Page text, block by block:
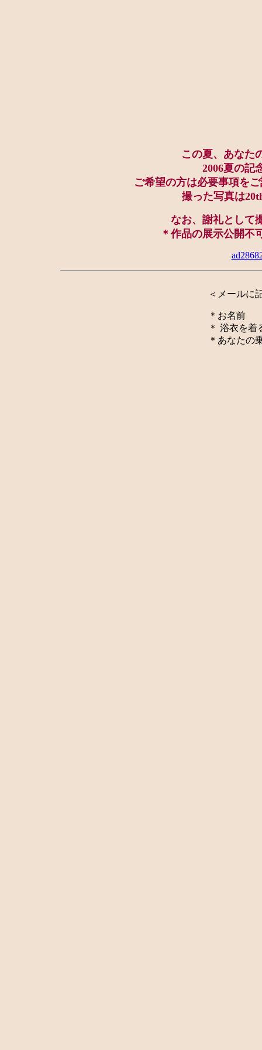
＜メールに
＊お名前
＊ 浴衣を
＊あなたの
この夏、あなた
2006夏の記
ご希望の方は必要事項を
撮った写真は
なお、謝礼として
＊作品の展示公開不